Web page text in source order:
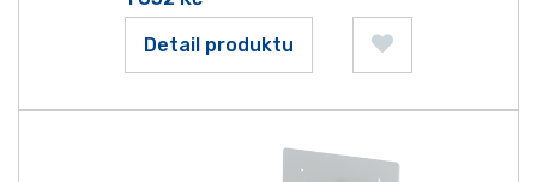
Detail produktu